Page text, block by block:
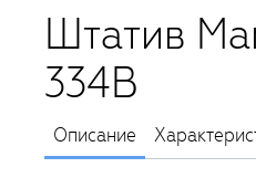
Штатив
334B
Описание